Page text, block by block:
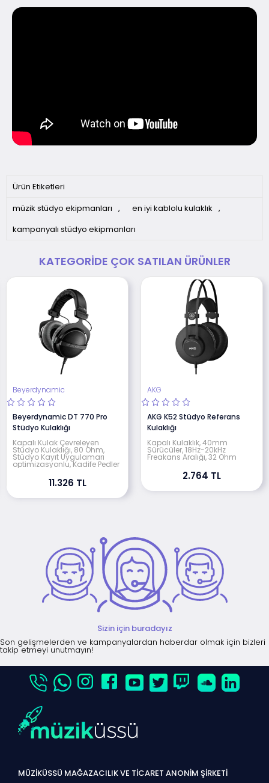
Ürün Etiketleri
müzik stüdyo ekipmanları , en iyi kablolu kulaklık ,
kampanyalı stüdyo ekipmanları
KATEGORIDE ÇOK SATILAN ÜRÜNLER
Beyerdynamic
Beyerdynamic DT 770 Pro
Stüdyo Kulaklığı
Kapalı Kulak Çevreleyen
Stüdyo Kulaklığı, 80 Ohm,
Stüdyo Kayıt Uygulamarı
optimizasyonlu, Kadife Pedler
11.326 TL
AKG
AKG K52 Stüdyo Referans
Kulaklığı
Kapalı Kulaklık, 40mm
Sürücüler, 18Hz-20kHz
Freakans Aralığı, 32 Ohm
2.764 TL
Sizin için buradayız
Son gelişmelerden ve kampanyalardan haberdar olmak için bizleri
takip etmeyi unutmayın!
MÜZİKÜSSÜ MAĞAZACILIK VE TİCARET ANONİM ŞİRKETİ